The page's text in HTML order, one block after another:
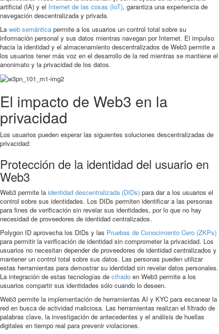
artificial (IA) y el Internet de las cosas (IoT), garantiza una experiencia de
navegación descentralizada y privada.
La web semántica permite a los usuarios un control total sobre su
información personal y sus datos mientras navegan por Internet. El impulso
hacia la identidad y el almacenamiento descentralizados de Web3 permite a
los usuarios tener más voz en el desarrollo de la red mientras se mantiene el
anonimato y la privacidad de los datos.
El impacto de Web3 en la
privacidad
Los usuarios pueden esperar las siguientes soluciones descentralizadas de
privacidad:
Protección de la identidad del usuario en
Web3
Web3 permite la identidad descentralizada (DIDs) para dar a los usuarios el
control sobre sus identidades. Los DIDs permiten identificar a las personas
para fines de verificación sin revelar sus identidades, por lo que no hay
necesidad de proveedores de identidad centralizados.
Polygon ID aprovecha los DIDs y las Pruebas de Conocimiento Cero (ZKPs)
para permitir la verificación de identidad sin comprometer la privacidad. Los
usuarios no necesitan depender de proveedores de identidad centralizados y
mantener un control total sobre sus datos. Las personas pueden utilizar
estas herramientas para demostrar su identidad sin revelar datos personales.
La integración de estas tecnologías de cifrado en Web3 permite a los
usuarios compartir sus identidades sólo cuando lo deseen.
Web3 permite la implementación de herramientas AI y KYC para escanear la
red en busca de actividad maliciosa. Las herramientas realizan el filtrado de
palabras clave, la investigación de antecedentes y el análisis de huellas
digitales en tiempo real para prevenir violaciones.